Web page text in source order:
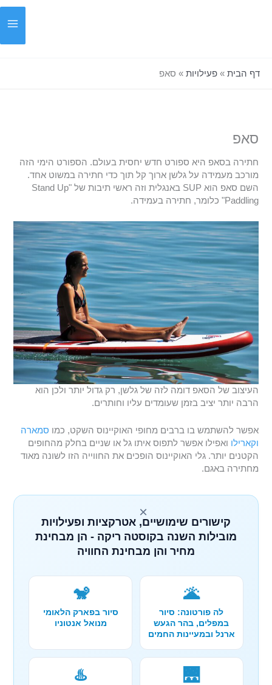
דף הבית » פעילויות » סאפ
סאפ
חתירה בסאפ היא ספורט חדש יחסית בעולם. הספורט הימי הזה
מורכב מעמידה על גלשן ארוך קל תוך כדי חתירה במשוט אחד.
השם סאפ הוא SUP באנגלית וזה ראשי תיבות של "Stand Up
Paddling" כלומר, חתירה בעמידה.
העיצוב של הסאפ דומה לזה של גלשן, רק גדול יותר ולכן הוא
הרבה יותר יציב בזמן שעומדים עליו וחותרים.
אפשר להשתמש בו ברבים מחופי האוקיינוס השקט, כמו סמארה
וקארילו ואפילו אפשר לתפוס איתו גל או שניים בחלק מהחופים
הקטנים יותר. גלי האוקיינוס הופכים את החווייה הזו לשונה מאוד
מחתירה באגם.
×
קישורים שימושיים, אטרקציות ופעילויות
מובילות השנה בקוסטה ריקה - הן מבחינת
מחיר והן מבחינת החוויה
🌋
לה פורטונה: סיור
במפלים, בהר הגעש
ארנל ובמעיינות החמים
🐒
סיור בפארק הלאומי
מנואל אנטוניו
🌉
♨️